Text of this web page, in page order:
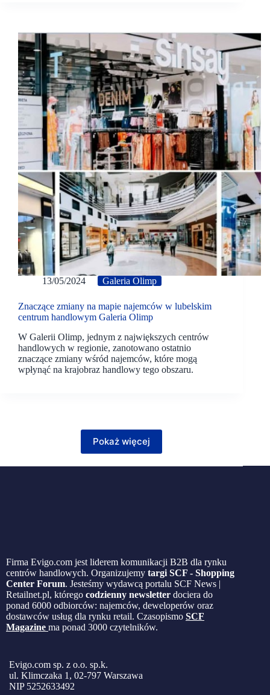
13/05/2024 Galeria Olimp
Znaczące zmiany na mapie najemców w lubelskim
centrum handlowym Galeria Olimp
W Galerii Olimp, jednym z największych centrów
handlowych w regionie, zanotowano ostatnio
znaczące zmiany wśród najemców, które mogą
wpłynąć na krajobraz handlowy tego obszaru.
Pokaż więcej
Firma Evigo.com jest liderem komunikacji B2B dla rynku
centrów handlowych. Organizujemy targi SCF - Shopping
Center Forum. Jesteśmy wydawcą portalu SCF News |
Retailnet.pl, którego codzienny newsletter dociera do
ponad 6000 odbiorców: najemców, deweloperów oraz
dostawców usług dla rynku retail. Czasopismo SCF
Magazine ma ponad 3000 czytelników.
Evigo.com sp. z o.o. sp.k.
ul. Klimczaka 1, 02-797 Warszawa
NIP 5252633492